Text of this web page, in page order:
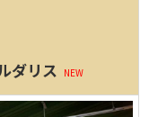
ダリス NEW